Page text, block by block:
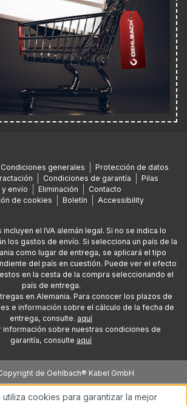
Condiciones generales
Protección de datos
Condiciones de garantía
Pilas
y envío
Eliminación
Contacto
de cookies
Boletín Accessibility
el IVA alemán legal. Si no se indica lo
los gastos de envío. Si selecciona un país de la
como lugar de entrega, se aplicará el tipo
del país en cuestión. Puede ver el efecto
en la cesta de la compra seleccionando el
país de entrega.
en Alemania. Para conocer los plazos de
e información sobre el cálculo de la fecha de
entrega, consulte. aquí
información sobre nuestras condiciones de
garantía, consulte aquí
de Oehlbach® Kabel GmbH
utiliza cookies para garantizar la mejor